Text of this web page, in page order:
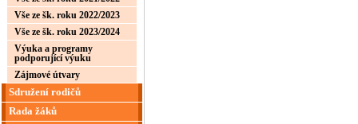
Vše ze šk. roku 2022/2023
Vše ze šk. roku 2023/2024
Výuka a programy
podporující výuku
Zájmové útvary
Sdružení rodičů
Rada žáků